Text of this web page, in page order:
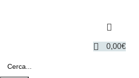
0,00€